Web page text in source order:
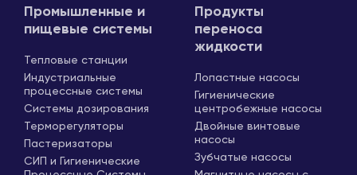
Промышленные и
пищевые системы
Тепловые станции
Индустриальные
процессные системы
Системы дозирования
Терморегуляторы
Пастеризаторы
СИП и Гигиенические
Продукты
переноса
жидкости
Лопастные насосы
Гигиенические
центробежные насосы
Двойные винтовые
насосы
Зубчатые насосы